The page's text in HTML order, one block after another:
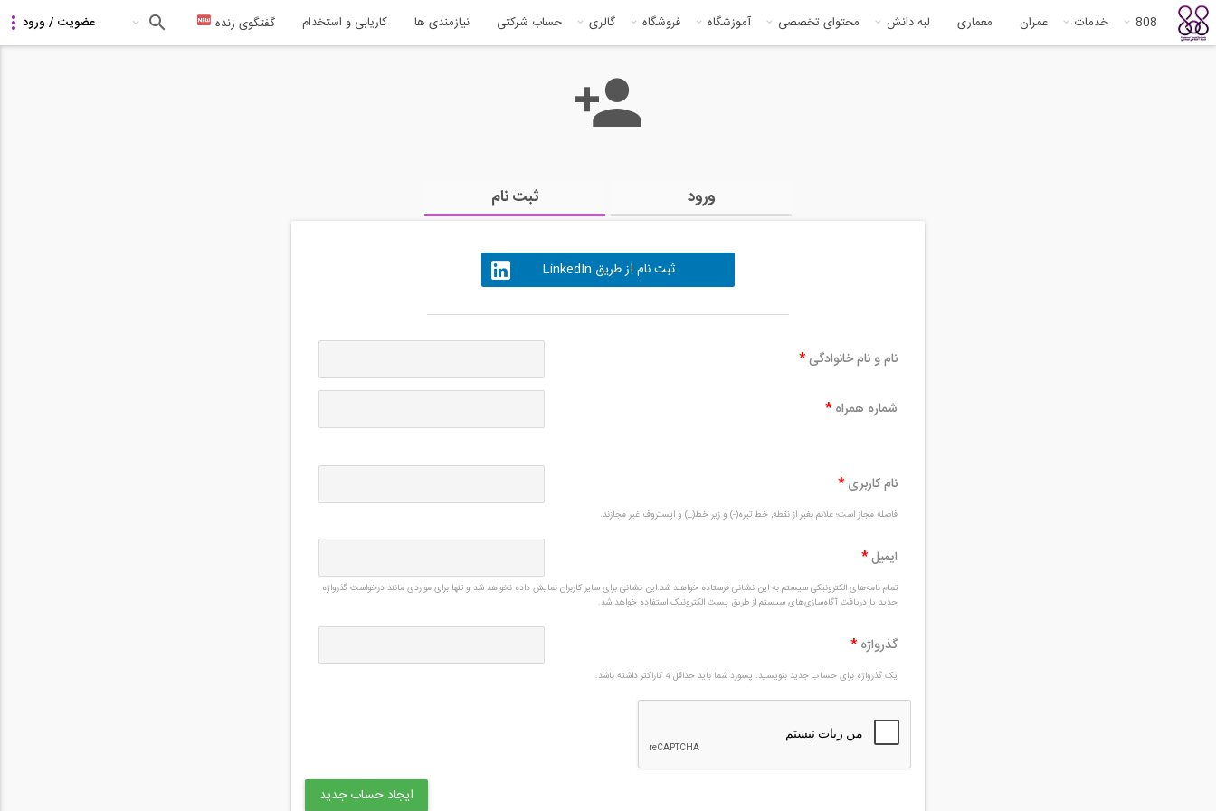
808 خدمات عمران معماری لبه دانش محتوای تخصصی آموزشگاه فروشگاه گالری حساب شرکتی نیازمندی ها کاریابی و استخدام گفتگوی زنده
ورود ثبت نام
ثبت نام از طریق LinkedIn
نام و نام خانوادگی*
شماره همراه *
نام کاربری *
فاصله مجاز است؛ علائم بغیر از نقطه, خط تیره(-) و زیر خط(_) و اپستروف غیر مجازند.
ایمیل*
تمام نامه‌های الکترونیکی سیستم به این نشانی فرستاده خواهند شد.این نشانی برای سایر کاربران نمایش داده نخواهد شد و تنها برای مواردی مانند درخواست گذرواژه
جدید یا دریافت آگاه‌سازی‌های سیستم از طریق پست الکترونیک استفاده خواهد شد.
گذرواژه *
یک گذرواژه برای حساب جدید بنویسید. پسورد شما باید حداقل4 کاراکتر داشته باشد.